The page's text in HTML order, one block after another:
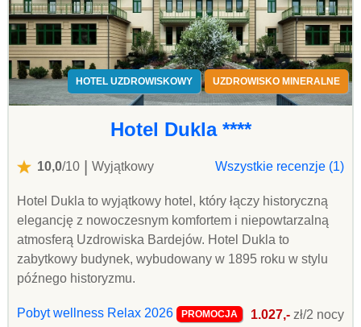
HOTEL UZDROWISKOWY UZDROWISKO MINERALNE
Hotel Dukla ****
10,0/10 Wyjątkowy Wszystkie recenzje (1)
Hotel Dukla to wyjątkowy hotel, który łączy historyczną
elegancję z nowoczesnym komfortem i niepowtarzalną
atmosferą Uzdrowiska Bardejów. Hotel Dukla to
zabytkowy budynek, wybudowany w 1895 roku w stylu
późnego historyzmu.
Pobyt wellness Relax 2026 PROMOCJA 1.027,- zł/2 nocy